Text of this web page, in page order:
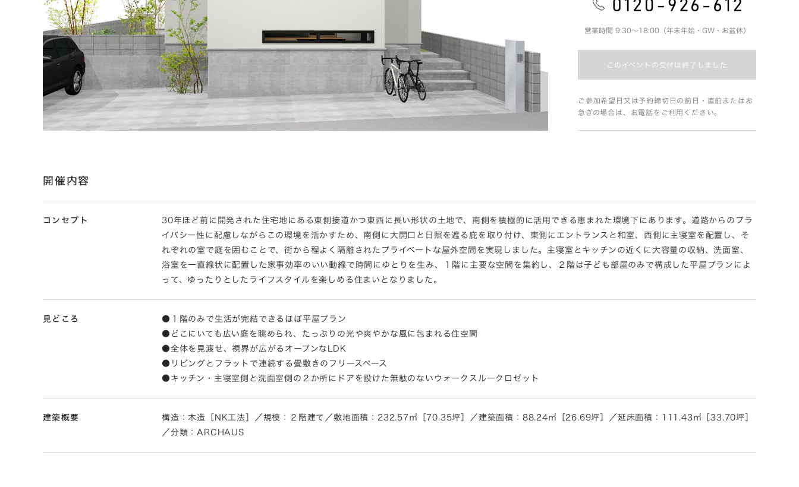
営業時間 9:30～18:00（年末年始・GW・お盆休）
このイベントの受付は終了しました
ご参加希望日又は予約締切日の前日・直前またはお
急ぎの場合は、お電話をご利用ください。
開催内容
コンセプト
30年ほど前に開発された住宅地にある東側接道かつ東西に長い形状の土地で、南側を積極的に活用できる恵まれた環境下にあります。道路からのプラ
イバシー性に配慮しながらこの環境を活かすため、南側に大開口と日照を遮る庇を取り付け、東側にエントランスと和室、西側に主寝室を配置し、そ
れぞれの室で庭を囲むことで、街から程よく隔離されたプライベートな屋外空間を実現しました。主寝室とキッチンの近くに大容量の収納、洗面室、
浴室を一直線状に配置した家事効率のいい動線で時間にゆとりを生み、１階に主要な空間を集約し、２階は子ども部屋のみで構成した平屋プランによ
って、ゆったりとしたライフスタイルを楽しめる住まいとなりました。
見どころ
●１階のみで生活が完結できるほぼ平屋プラン
●どこにいても広い庭を眺められ、たっぷりの光や爽やかな風に包まれる住空間
●全体を見渡せ、視界が広がるオープンなLDK
●リビングとフラットで連続する畳敷きのフリースぺース
●キッチン・主寝室側と洗面室側の２か所にドアを設けた無駄のないウォークスルークロゼット
建築概要
構造：木造［NK工法］／規模：２階建て／敷地面積：232.57㎡［70.35坪］／建築面積：88.24㎡［26.69坪］／延床面積：111.43㎡［33.70坪］
／分類：ARCHAUS